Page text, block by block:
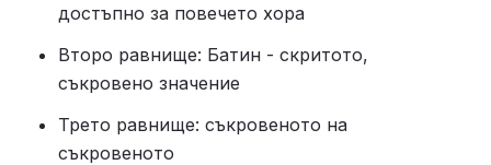
достъпно за повечето хора
Второ равнище: Батин - скритото,
съкровено значение
Трето равнище: съкровеното на
съкровеното